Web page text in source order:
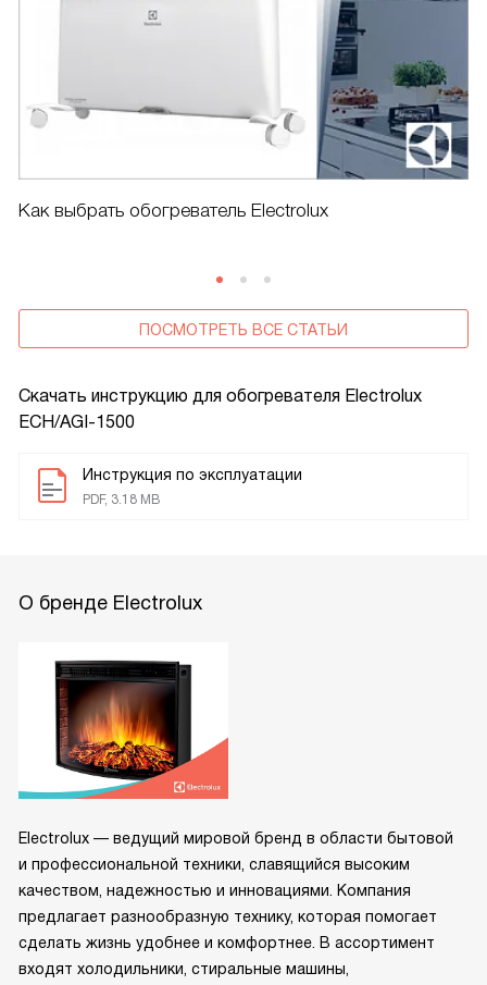
Скачать инструкцию для обогревателя Electrolux
ECH/AGI-1500
Инструкция по эксплуатации
PDF, 3.18 MB
Как выбрать обогреватель Electrolux
ПОСМОТРЕТЬ ВСЕ СТАТЬИ
О бренде Electrolux
Electrolux — ведущий мировой бренд в области бытовой
и профессиональной техники, славящийся высоким
качеством, надежностью и инновациями. Компания
предлагает разнообразную технику, которая помогает
сделать жизнь удобнее и комфортнее. В ассортимент
входят холодильники, стиральные машины,